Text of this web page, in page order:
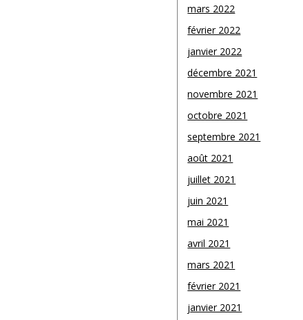
mars 2022
février 2022
janvier 2022
décembre 2021
novembre 2021
octobre 2021
septembre 2021
août 2021
juillet 2021
juin 2021
mai 2021
avril 2021
mars 2021
février 2021
janvier 2021